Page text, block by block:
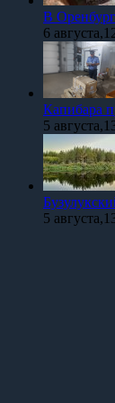
В
6
Капибара
5
5